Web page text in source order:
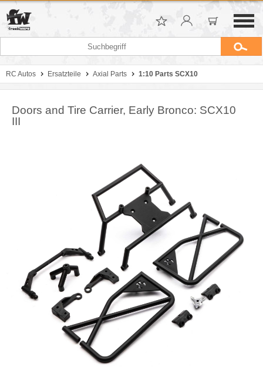
RC Autos Ersatzteile Axial Parts 1:10 Parts SCX10
Doors and Tire Carrier, Early Bronco: SCX10
III